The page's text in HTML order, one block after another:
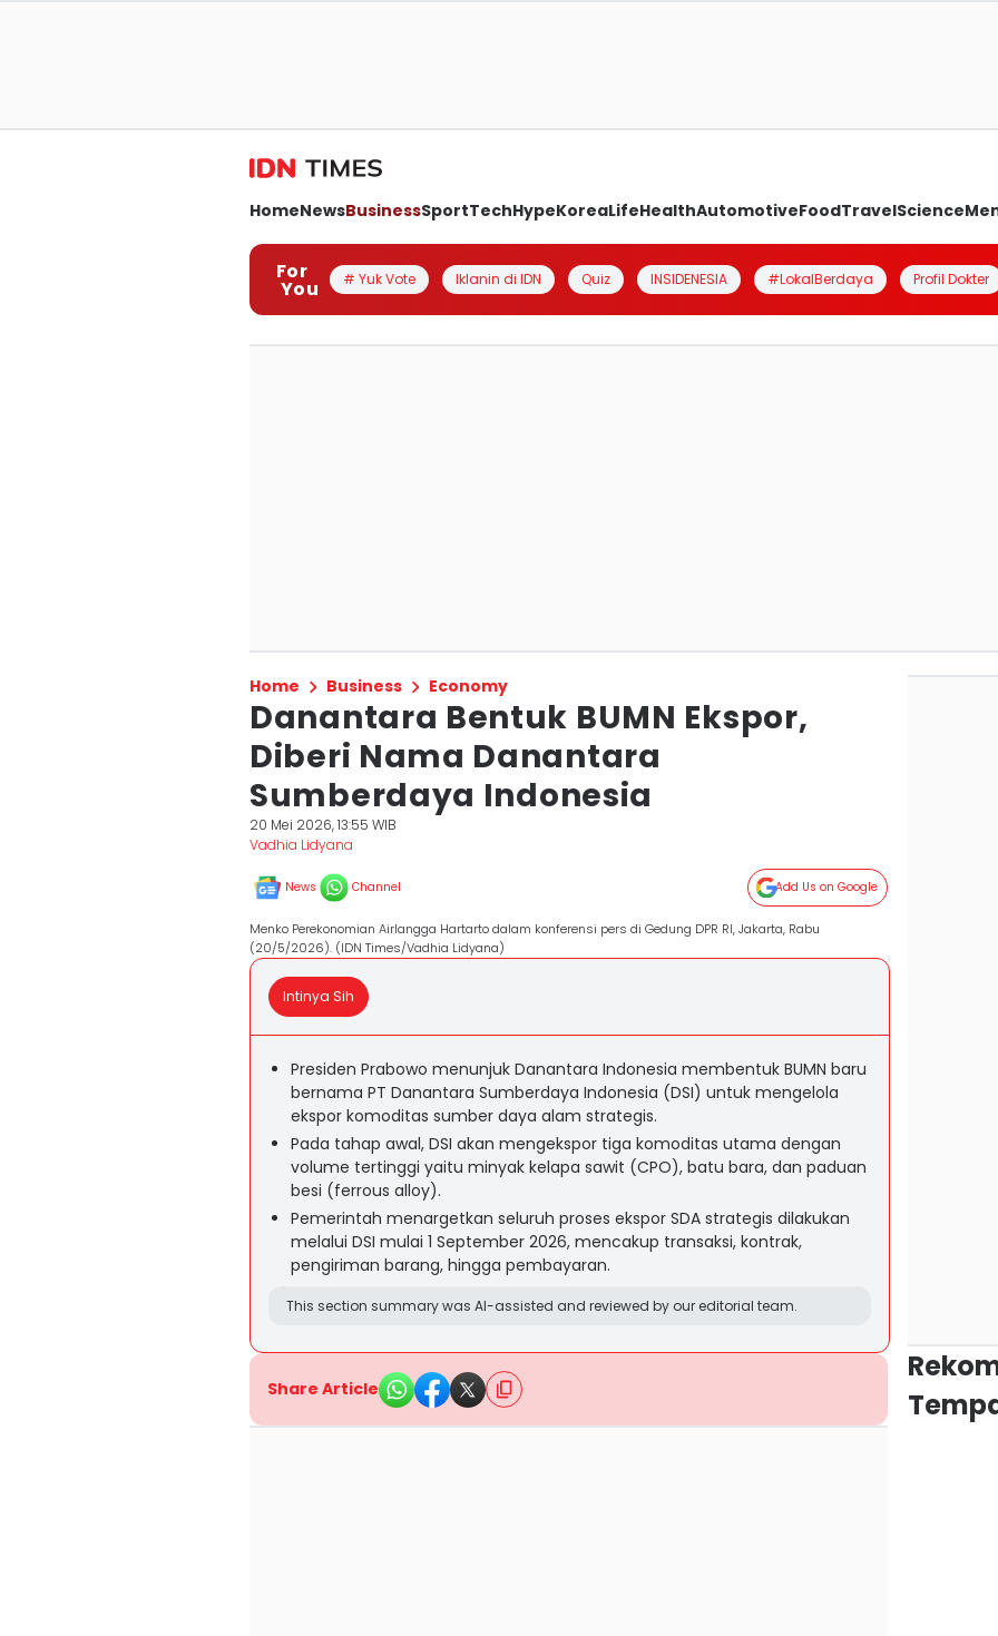
HomeNewsBusinessSportTechHypeKoreaLifeHealthAutomotiveFoodTravelScience
For
You # Yuk Vote Iklanin di IDN Quiz INSIDENESIA #LokalBerdaya Profil Dokter
Home Business Economy
Danantara Bentuk BUMN Ekspor,
Diberi Nama Danantara
Sumberdaya Indonesia
20 Mei 2026, 13:55 WIB
Vadhia Lidyana
News Channel Add Us on Google
Menko Perekonomian Airlangga Hartarto dalam konferensi pers di Gedung DPR RI, Jakarta, Rabu
(20/5/2026). (IDN Times/Vadhia Lidyana)
Intinya Sih
Presiden Prabowo menunjuk Danantara Indonesia membentuk BUMN baru
bernama PT Danantara Sumberdaya Indonesia (DSI) untuk mengelola
ekspor komoditas sumber daya alam strategis.
Pada tahap awal, DSI akan mengekspor tiga komoditas utama dengan
volume tertinggi yaitu minyak kelapa sawit (CPO), batu bara, dan paduan
besi (ferrous alloy).
Pemerintah menargetkan seluruh proses ekspor SDA strategis dilakukan
melalui DSI mulai 1 September 2026, mencakup transaksi, kontrak,
pengiriman barang, hingga pembayaran.
This section summary was AI-assisted and reviewed by our editorial team.
Share Article